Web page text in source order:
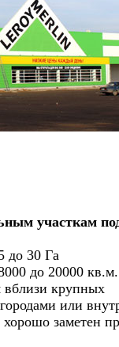
участкам
до 30 Га
до 20000 кв.м.
вблизи крупных
или
хорошо заметен